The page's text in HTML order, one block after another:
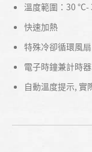
溫度範圍：30 °C-
快速加熱
特殊冷卻循環風扇
電子時鐘兼計時
自動溫度提示, 實